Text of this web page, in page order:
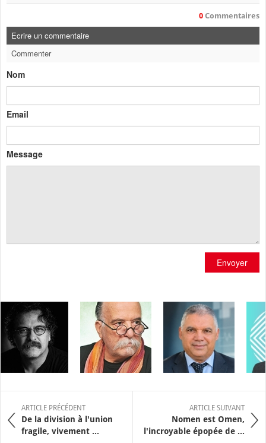
0 Commentaires
Ecrire un commentaire
Commenter
Nom
Email
Message
Envoyer
ARTICLE PRÉCÉDENT
De la division à l'union
fragile, vivement ...
ARTICLE SUIVANT
Nomen est Omen,
l'incroyable épopée de ...